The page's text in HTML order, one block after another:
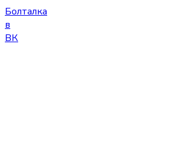
Болталка
в
ВК